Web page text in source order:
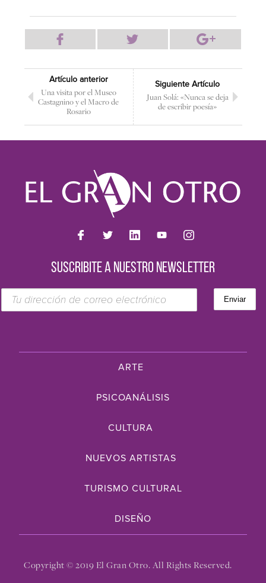
Artículo anterior
Una visita por el Museo
Castagnino y el Macro de
Rosario
Siguiente Artículo
Juan Solá: «Nunca se deja
de escribir poesía»
SUSCRIBITE A NUESTRO NEWSLETTER
ARTE
PSICOANÁLISIS
CULTURA
NUEVOS ARTISTAS
TURISMO CULTURAL
DISEÑO
Copyright © 2019 El Gran Otro. All Rights Reserved.